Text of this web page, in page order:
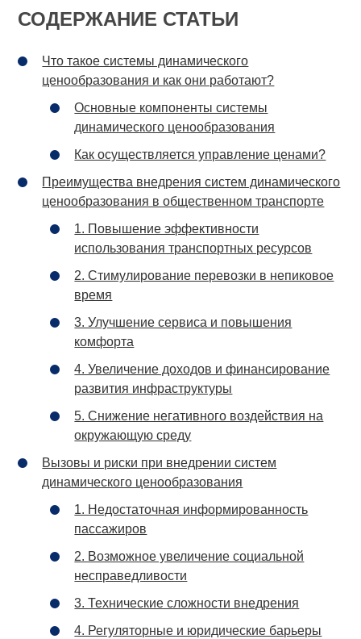
СОДЕРЖАНИЕ СТАТЬИ
Что такое системы динамического
ценообразования и как они работают?
Основные компоненты системы
динамического ценообразования
Как осуществляется управление ценами?
Преимущества внедрения систем динамического
ценообразования в общественном транспорте
1. Повышение эффективности
использования транспортных ресурсов
2. Стимулирование перевозки в непиковое
время
3. Улучшение сервиса и повышения
комфорта
4. Увеличение доходов и финансирование
развития инфраструктуры
5. Снижение негативного воздействия на
окружающую среду
Вызовы и риски при внедрении систем
динамического ценообразования
1. Недостаточная информированность
пассажиров
2. Возможное увеличение социальной
несправедливости
3. Технические сложности внедрения
4. Регуляторные и юридические барьеры